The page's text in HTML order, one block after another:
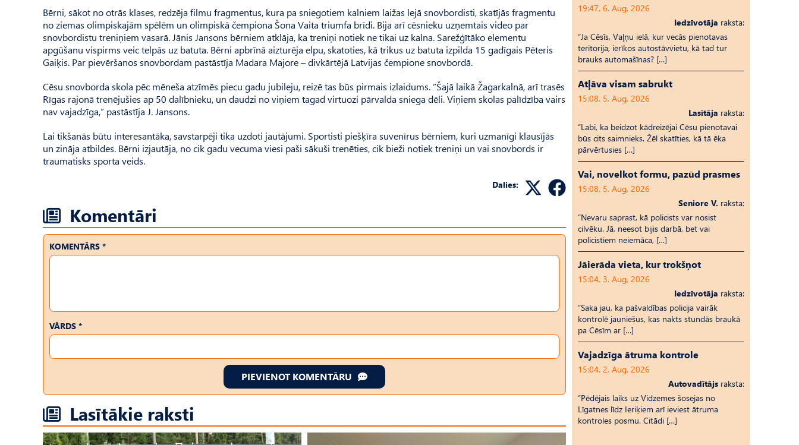
Bērni, sākot no otrās klases, redzēja filmu fragmentus, kura pa sniegotiem kalniem laižas lejā snovbordisti, skatījās fragmentu
no ziemas olimpiskajām spēlēm un olimpiskā čempiona Šona Vaita triumfa brīdi. Bija arī cēsnieku uzņemtais video par
snovbordistu treniņiem vasarā. Jānis Jansons bērniem atklāja, ka treniņi notiek ne tikai uz kalna. Sarežģītāko elementu
apgūšanu vispirms veic telpās uz batuta. Bērni apbrīnā aizturēja elpu, skatoties, kā trikus uz batuta izpilda 15 gadīgais Pēteris
Gaiķis. Par pievēršanos snovbordam pastāstīja Madara Majore – divkārtējā Latvijas čempione snovbordā.
Cēsu snovborda skola pēc mēneša atzīmēs piecu gadu jubileju, reizē tas būs pirmais izlaidums. ”Šajā laikā Žagarkalnā, arī trasēs
Rīgas rajonā trenējušies ap 50 dalībnieku, un daudzi no viņiem tagad virtuozi pārvalda sniega dēli. Viņiem skolas palīdzība vairs
nav vajadzīga,” pastāstīja J. Jansons.
Lai tikšanās būtu interesantāka, savstarpēji tika uzdoti jautājumi. Sportisti piešķīra suvenīrus bērniem, kuri uzmanīgi klausījās
un zināja atbildes. Bērni izjautāja, no cik gadu vecuma viesi paši sākuši trenēties, cik bieži notiek treniņi un vai snovbords ir
traumatisks sporta veids.
Dalies:
Komentāri
KOMENTĀRS *
VĀRDS *
PIEVIENOT KOMENTĀRU
Lasītākie raksti
19:47, 6. Aug, 2026
Iedzīvotāja raksta:
“Ja Cēsīs, Vaļņu ielā, kur vecās pienotavas
teritorija, ierīkos autostāvvietu, kā tad tur
brauks automašīnas? […]
Atļāva visam sabrukt
15:08, 5. Aug, 2026
Lasītāja raksta:
“Labi, ka beidzot kādreizējai Cēsu pienotavai
būs cits saimnieks. Žēl skatīties, kā tā ēka
pārvērtusies […]
Vai, novelkot formu, pazūd prasmes
15:08, 5. Aug, 2026
Seniore V. raksta:
“Nevaru saprast, kā policists var nosist
cilvēku. Jā, neesot bijis darbā, bet vai
policistiem neiemāca, […]
Jāierāda vieta, kur trokšņot
15:04, 3. Aug, 2026
Iedzīvotāja raksta:
“Saka jau, ka pašvaldības policija vairāk
kontrolē jauniešus, kas nakts stundās braukā
pa Cēsīm ar […]
Vajadzīga ātruma kontrole
15:04, 2. Aug, 2026
Autovadītājs raksta:
“Pēdējais laiks uz Vid­ze­mes šosejas no
Līgatnes līdz Ieriķiem arī ieviest ātruma
kontroles posmu. Citādi […]